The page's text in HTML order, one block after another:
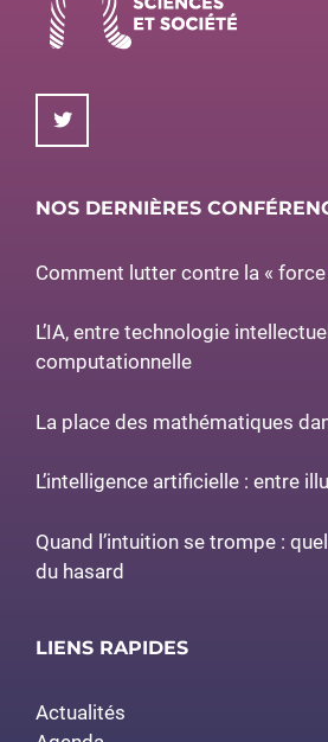
NOS DERNIÈRES
Comment lutter contre la « force
L’IA, entre technologie
computationnelle
La place des mathématiques
L’intelligence artificielle : entre
Quand l’intuition se trompe :
du hasard
LIENS RAPIDES
Actualités